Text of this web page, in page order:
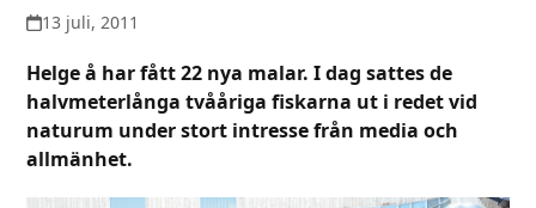
13 juli, 2011
Helge å har fått 22 nya malar. I dag sattes de
halvmeterlånga tvååriga fiskarna ut i redet vid
naturum under stort intresse från media och
allmänhet.